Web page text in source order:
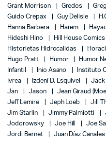
Grant Morrison
Gredos
Guido Crepax
Guy Delisle
Hanna Barbera
Harem
Hideshi Hino
Hill House Comics
Historietas Hidrocalidas
Hugo Pratt
Humor Humor
Infantil
Inio Asano Instituto
Ivrea
Izdení D. Esquivel Jack
Jan
Jason Jean Giraud
Jeff Lemire
Jeph Loeb Jill
Jim Starlin
Jimmy Palmiotti
Jodorowsky
Joe Hill Joe
Jordi Bernet
Juan Díaz Canales